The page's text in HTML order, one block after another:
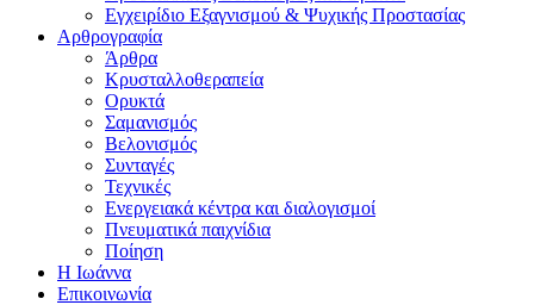
Εγχειρίδιο Εξαγνισμού & Ψυχικής Προστασίας
Αρθρογραφία
Άρθρα
Κρυσταλλοθεραπεία
Ορυκτά
Σαμανισμός
Βελονισμός
Συνταγές
Τεχνικές
Ενεργειακά κέντρα και διαλογισμοί
Πνευματικά παιχνίδια
Ποίηση
Η Ιωάννα
Επικοινωνία